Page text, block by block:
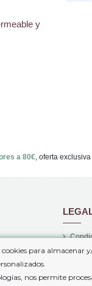
y
a 80€, oferta
para almacenar
nos permite